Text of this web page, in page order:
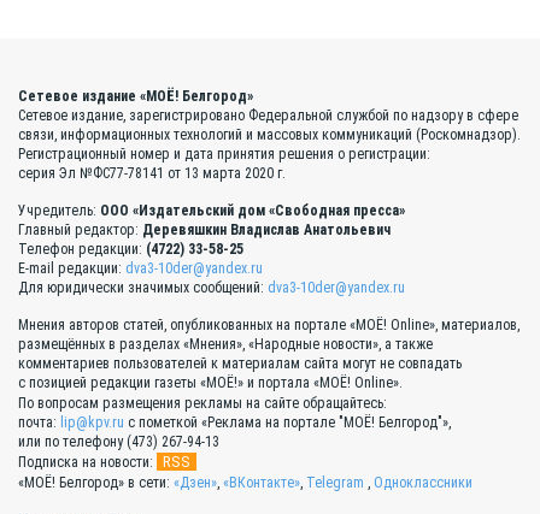
Сетевое издание «МОЁ! Белгород»
Сетевое издание, зарегистрировано Федеральной службой по надзору в сфере
связи, информационных технологий и массовых коммуникаций (Роскомнадзор).
Регистрационный номер и дата принятия решения о регистрации:
серия Эл №ФС77-78141 от 13 марта 2020 г.
Учредитель: ООО «Издательский дом «Свободная пресса»
Главный редактор: Деревяшкин Владислав Анатольевич
Телефон редакции: (4722) 33-58-25
E-mail редакции: dva3-10der@yandex.ru
Для юридически значимых сообщений: dva3-10der@yandex.ru
Мнения авторов статей, опубликованных на портале «МОЁ! Online», материалов,
размещённых в разделах «Мнения», «Народные новости», а также
комментариев пользователей к материалам сайта могут не совпадать
с позицией редакции газеты «МОЁ!» и портала «МОЁ! Online».
По вопросам размещения рекламы на сайте обращайтесь:
почта: lip@kpv.ru с пометкой «Реклама на портале "МОЁ! Белгород"»,
или по телефону (473) 267-94-13
Подписка на новости:
RSS
«МОЁ! Белгород» в сети: «Дзен», «ВКонтакте», Telegram , Одноклассники